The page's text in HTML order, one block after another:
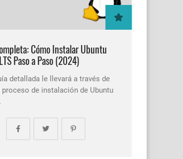
Cómo Instalar Ubuntu
Paso a Paso (2024)
detallada le llevará a través de
de instalación de Ubuntu